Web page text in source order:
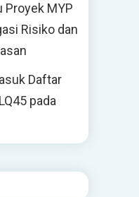
Proyek MYP
Risiko dan
Daftar
pada